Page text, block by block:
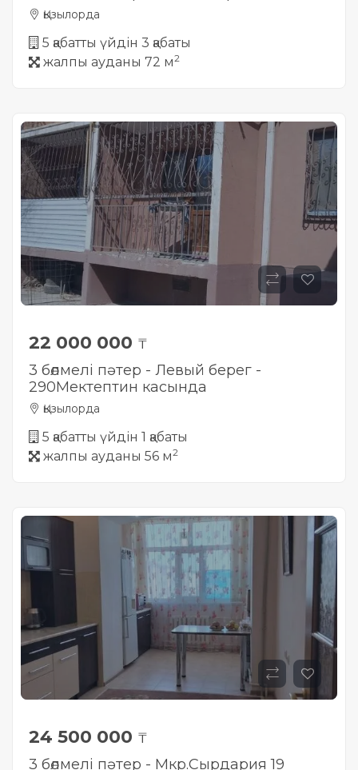
Қызылорда
5 қабатты үйдін 3 қабаты
жалпы ауданы 72 м2
22 000 000 ₸
3 бөлмелі пәтер - Левый берег -
290Мектептин касында
Қызылорда
5 қабатты үйдін 1 қабаты
жалпы ауданы 56 м2
24 500 000 ₸
3 бөлмелі пәтер - Мкр.Сырдария 19